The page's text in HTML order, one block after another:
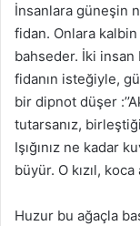
İnsanlara güneşin
fidan. Onlara kalbin
bahseder. İki
fidanın isteğiyle,
bir dipnot düşer
tutarsanız,
Işığınız ne kadar
büyür. O kızıl, koca
Huzur bu ağaçla